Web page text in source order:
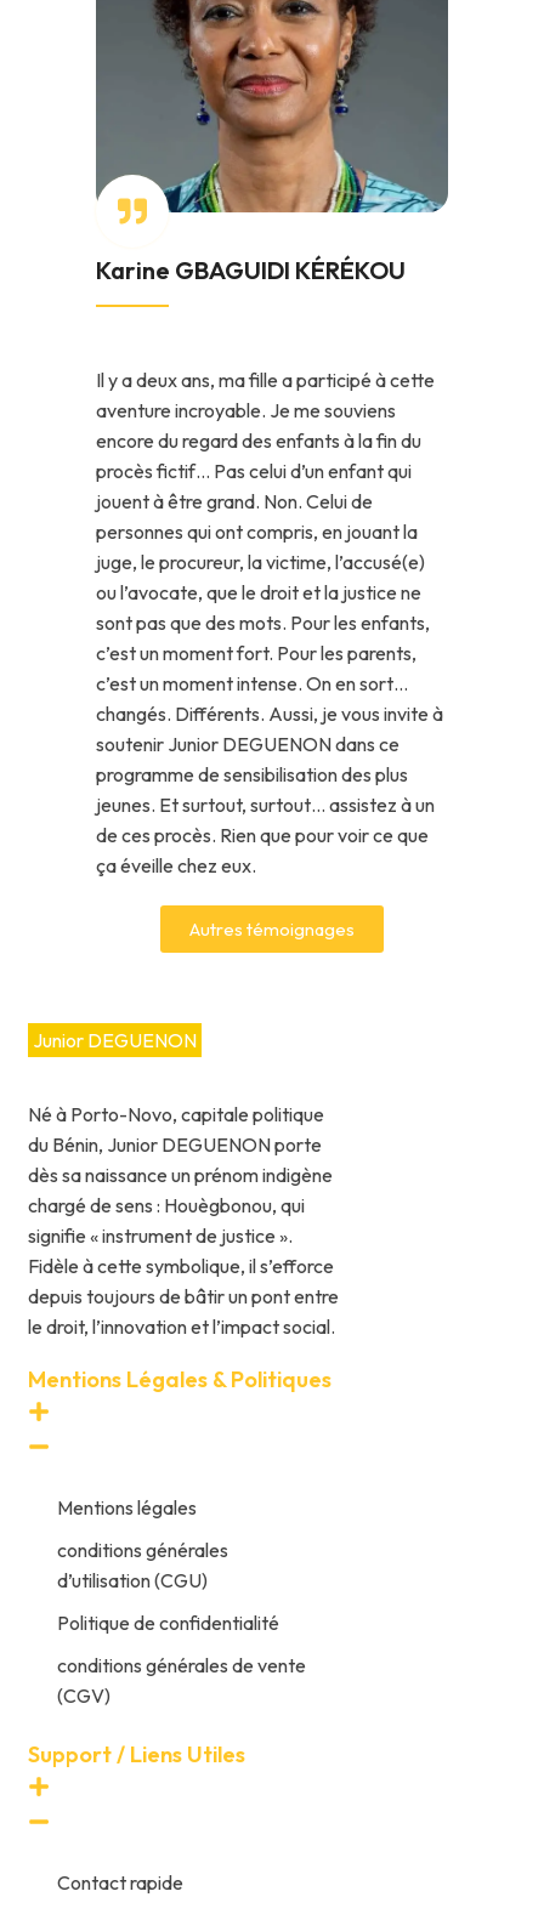
Karine GBAGUIDI KÉRÉKOU
Il y a deux ans, ma fille a participé à cette
aventure incroyable. Je me souviens
encore du regard des enfants à la fin du
procès fictif… Pas celui d’un enfant qui
jouent à être grand. Non. Celui de
personnes qui ont compris, en jouant la
juge, le procureur, la victime, l’accusé(e)
ou l’avocate, que le droit et la justice ne
sont pas que des mots. Pour les enfants,
c’est un moment fort. Pour les parents,
c’est un moment intense. On en sort…
changés. Différents. Aussi, je vous invite à
soutenir Junior DEGUENON dans ce
programme de sensibilisation des plus
jeunes. Et surtout, surtout… assistez à un
de ces procès. Rien que pour voir ce que
ça éveille chez eux.
Autres témoignages
Junior DEGUENON
Né à Porto-Novo, capitale politique
du Bénin, Junior DEGUENON porte
dès sa naissance un prénom indigène
chargé de sens : Houègbonou, qui
signifie « instrument de justice ».
Fidèle à cette symbolique, il s’efforce
depuis toujours de bâtir un pont entre
le droit, l’innovation et l’impact social.
Mentions Légales & Politiques
Mentions légales
conditions générales
d’utilisation (CGU)
Politique de confidentialité
conditions générales de vente
(CGV)
Support / Liens Utiles
Contact rapide